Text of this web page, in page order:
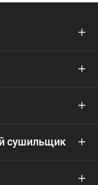



сушильщик 
